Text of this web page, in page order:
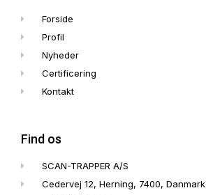
Forside
Profil
Nyheder
Certificering
Kontakt
Find os
SCAN-TRAPPER A/S
Cedervej 12, Herning, 7400, Danmark